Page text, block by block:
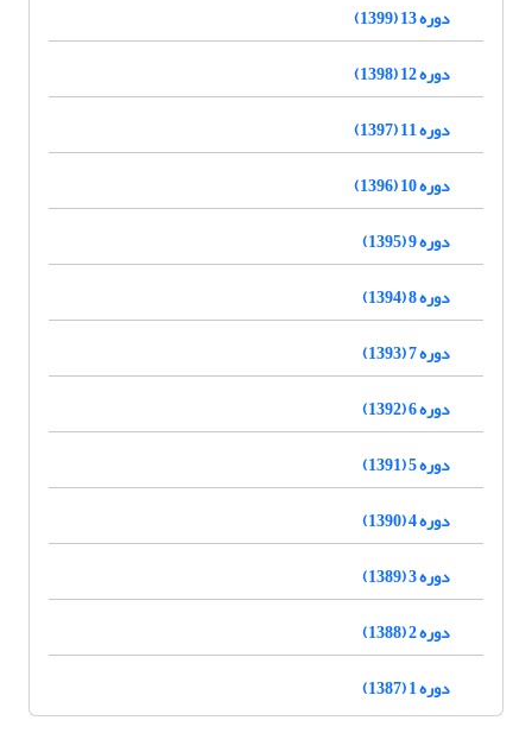
دوره 13 (1399)
دوره 12 (1398)
دوره 11 (1397)
دوره 10 (1396)
دوره 9 (1395)
دوره 8 (1394)
دوره 7 (1393)
دوره 6 (1392)
دوره 5 (1391)
دوره 4 (1390)
دوره 3 (1389)
دوره 2 (1388)
دوره 1 (1387)